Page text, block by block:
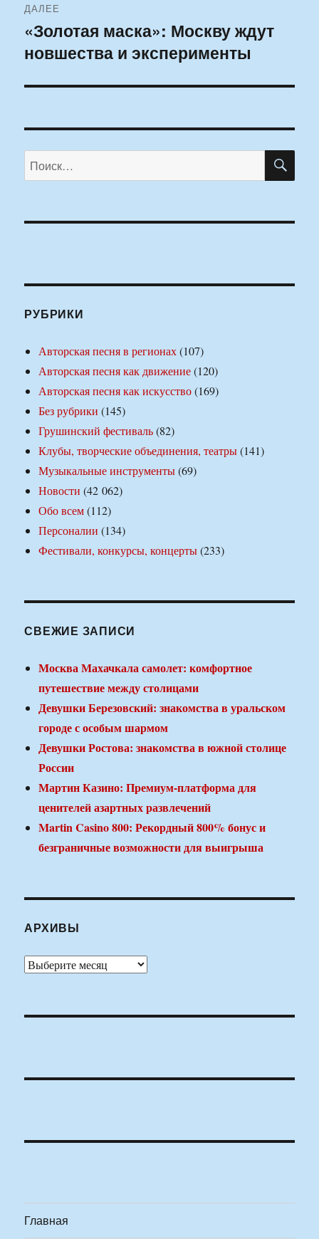
ДАЛЕЕ
Следующая
запись:
«Золотая маска»: Москву ждут
новшества и эксперименты
Искать:
РУБРИКИ
Авторская песня в регионах(107)
Авторская песня как движение(120)
Авторская песня как искусство(169)
Без рубрики (145)
Грушинский фестиваль(82)
Клубы, творческие объединения, театры(141)
Музыкальные инструменты(69)
Новости (42 062)
Обо всем(112)
Персоналии (134)
Фестивали, конкурсы, концерты(233)
СВЕЖИЕ ЗАПИСИ
Москва Махачкала самолет: комфортное
путешествие между столицами
Девушки Березовский: знакомства в уральском
городе с особым шармом
Девушки Ростова: знакомства в южной столице
России
Мартин Казино: Премиум-платформа для
ценителей азартных развлечений
Martin Casino 800: Рекордный 800% бонус и
безграничные возможности для выигрыша
АРХИВЫ
Архивы
Главная